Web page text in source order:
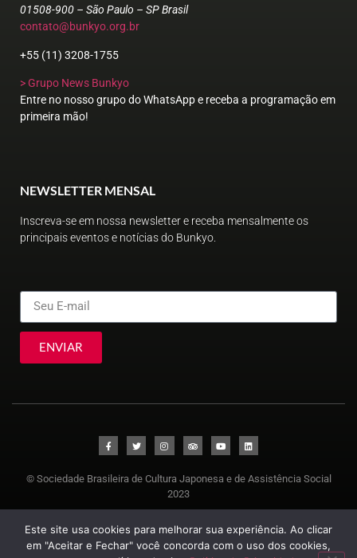
01508-900 – São Paulo – SP Brasil
contato@bunkyo.org.br
+55 (11) 3208-1755
> Grupo News Bunkyo
Entre no nosso grupo do WhatsApp e receba a programação em
primeira mão!
NEWSLETTER MENSAL
Inscreva-se em nossa newsletter e receba mensalmente os
principais eventos e notícias do Bunkyo.
ENVIAR
© Sociedade Brasileira de Cultura Japonesa e de Assistência Social
2023
Este site usa cookies para melhorar sua experiência. Ao clicar
em "Aceitar e Fechar" você concorda com o uso dos cookies,